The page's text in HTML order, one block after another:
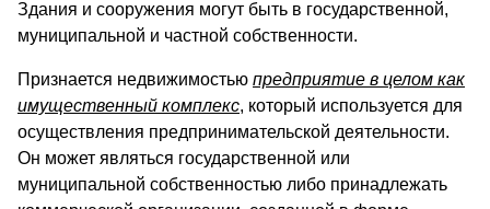
Здания и сооружения могут быть в государственной,
муниципальной и частной собственности.
Признается недвижимостью предприятие в целом как
имущественный комплекс, который используется для
осуществления предпринимательской деятельности.
Он может являться государственной или
муниципальной собственностью либо принадлежать